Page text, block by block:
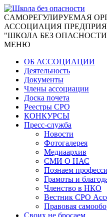
CАМОРЕГУЛИРУЕМАЯ
АССОЦИАЦИЯ
"ШКОЛА БЕЗ
МЕНЮ
ОБ АССОЦИАЦИИ
Деятельность
Документы
Члены ассоциации
Доска почета
Реестры СРО
КОНКУРСЫ
Пресс-служба
Новости
Фотогалерея
Медиаархив
СМИ О НАС
Познаем
Грамоты и
Членство в НКО
Вестник СРО
Правовая
Своих не бросаем